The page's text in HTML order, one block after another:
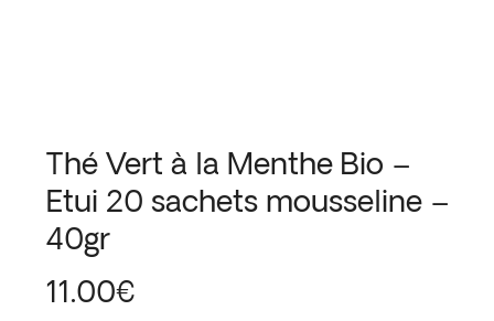
Thé Vert à la Menthe Bio –
Etui 20 sachets mousseline –
40gr
11.00€